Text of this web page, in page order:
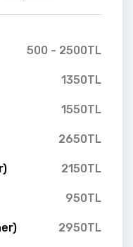
500 - 2500TL
1350TL
1550TL
2650TL
2150TL
950TL
2950TL